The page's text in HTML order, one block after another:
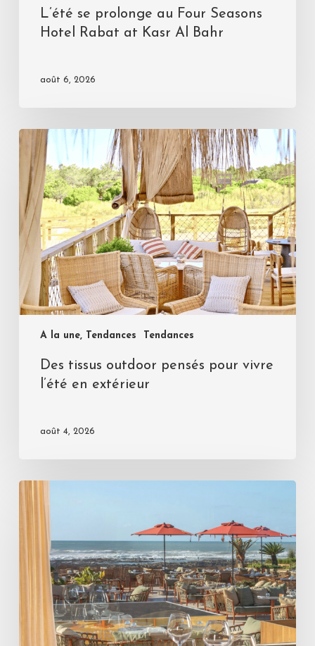
L’été se prolonge au Four Seasons
Hotel Rabat at Kasr Al Bahr
août 6, 2026
A la une, Tendances Tendances
Des tissus outdoor pensés pour vivre
l’été en extérieur
août 4, 2026